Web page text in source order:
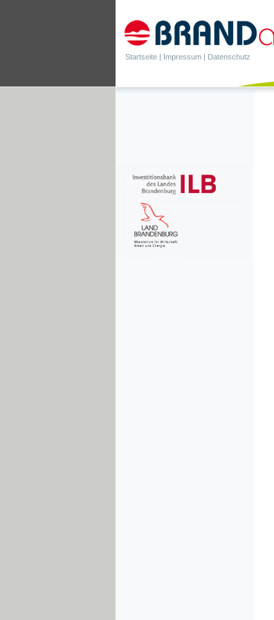
Startseite | Impressum | Datenschutz